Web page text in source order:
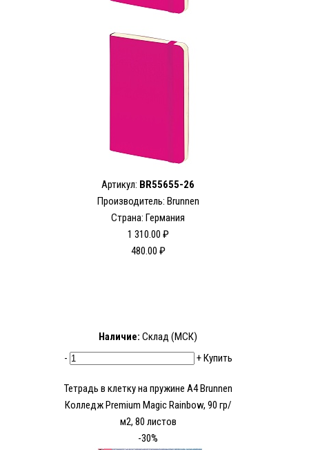
Артикул: BR55655-26
Производитель: Brunnen
Страна: Германия
1 310.00 ₽
480.00 ₽
Наличие: Склад (МСК)
-
+Купить
Тетрадь в клетку на пружине А4 Brunnen
Колледж Premium Magic Rainbow, 90 гр/
м2, 80 листов
-30%